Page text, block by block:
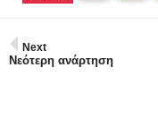
Next
Νεότερη ανάρτηση